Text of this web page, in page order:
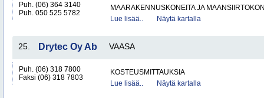
Puh. (06) 364 3140
Puh. 050 525 5782
MAARAKENNUSKONEITA JA
Lue lisää..
Näytä kartalla
25. Drytec Oy Ab VAASA
Puh. (06) 318 7800
Faksi (06) 318 7803
KOSTEUSMITTAUKSIA
Lue lisää..
Näytä kartalla